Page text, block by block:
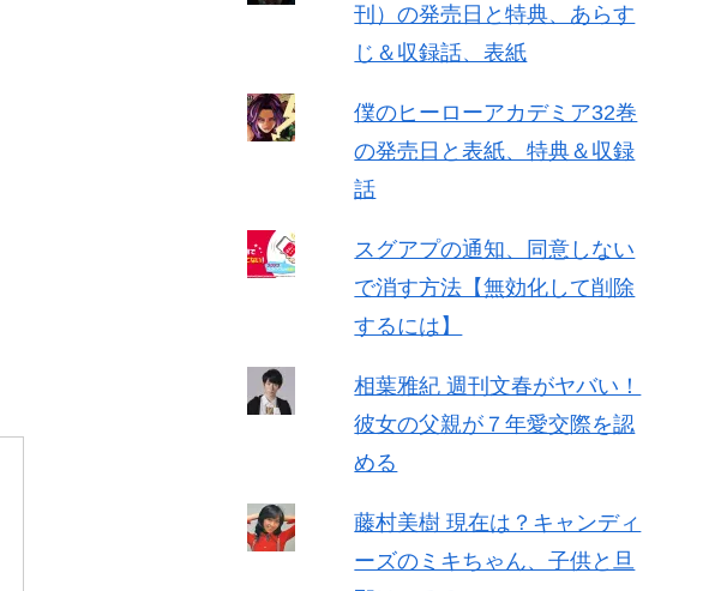
刊）の発売日と特典、あらす
じ＆収録話、表紙
僕のヒーローアカデミア32巻
の発売日と表紙、特典＆収録
話
スグアプの通知、同意しない
で消す方法【無効化して削除
するには】
相葉雅紀 週刊文春がヤバい！
彼女の父親が７年愛交際を認
める
藤村美樹 現在は？キャンディ
ーズのミキちゃん、子供と旦